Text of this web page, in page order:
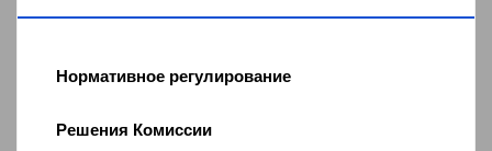
Нормативное регулирование
Решения Комиссии